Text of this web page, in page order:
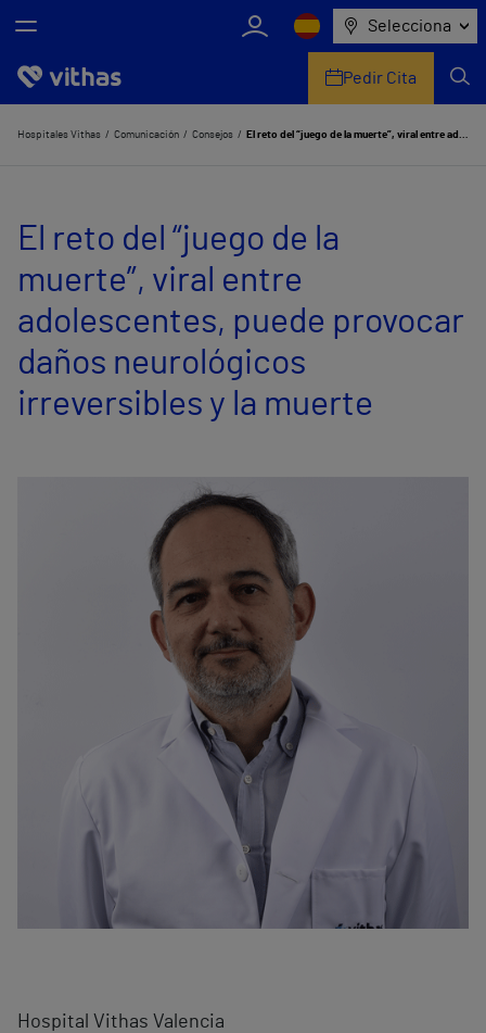
Selecciona
Nosotros
Servicios de salud
Equipo médico y asistencial
Comunicación
Pedir Cita
Hospitales Vithas Comunicación Consejos El reto del “juego de la muerte”, viral entre adolescentes, puede provocar daños neurológicos irreversibles y la muerte
El reto del “juego de la
muerte”, viral entre
adolescentes, puede provocar
daños neurológicos
irreversibles y la muerte
Hospital Vithas Valencia